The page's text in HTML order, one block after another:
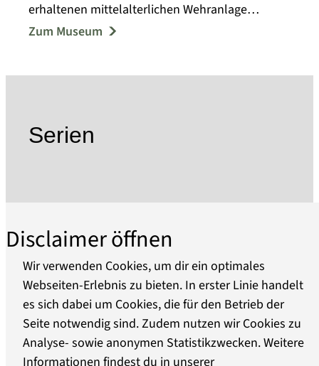
erhaltenen mittelalterlichen Wehranlage
Templins.
Jahren reichte das Spektrum der
Sammeltätigkeit von Alltagsgegenständen,
Erscheinungsbild wieder sichtbar und damit den
kulturhistorisch bedeutsamen Ort des
Übergangs, des Austausches und Transits
erlebbar zu machen.
Im Zuge des Umbaus ab 2010 sind störende Ein-
und Umbauten entfernt, das historische
Gemäuer freigelegt worden. Neue Stahl-Glas-
Zum Museum
Serien
Über uns
Barrierefreiheit
Disclaimer öffnen
Wir verwenden Cookies, um dir ein optimales
Webseiten-Erlebnis zu bieten. In erster Linie handelt
es sich dabei um Cookies, die für den Betrieb der
Seite notwendig sind. Zudem nutzen wir Cookies zu
Analyse- sowie anonymen Statistikzwecken. Weitere
Informationen findest du in unserer